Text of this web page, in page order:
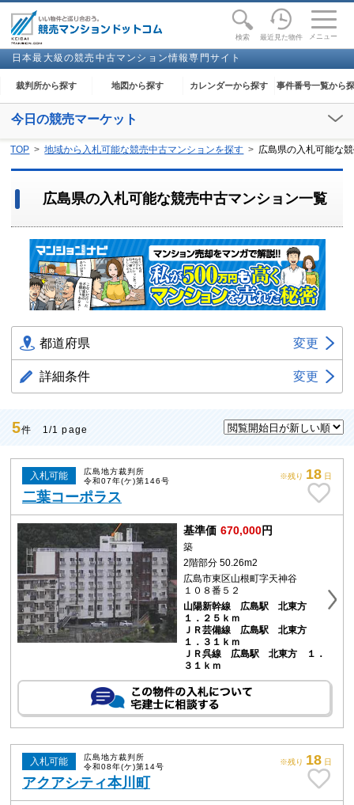
検索 最近見た物件 メニュー
日本最大級の競売中古マンション情報専門サイト
裁判所から探す 地図から探す カレンダーから探す 事件番号一覧から
toggle
今日の競売マーケット
TOP 地域から入札可能な競売中古マンションを探す 広島県の入札可能な
広島県の入札可能な競売中古マンション一覧
都道府県 変更
詳細条件 変更
5件 1/1 page
入札可能
広島地方裁判所
令和07年(ケ)第146号
二葉コーポラス
※残り 18 日
基準価 670,000円
築
2階部分 50.26m2
広島市東区山根町字天神谷
１０８番５２
山陽新幹線 広島駅 北東方
１．２５ｋｍ
ＪＲ芸備線 広島駅 北東方
１．３１ｋｍ
ＪＲ呉線 広島駅 北東方 １．
３１ｋｍ
入札可能
広島地方裁判所
令和08年(ケ)第14号
アクアシティ本川町
※残り 18 日